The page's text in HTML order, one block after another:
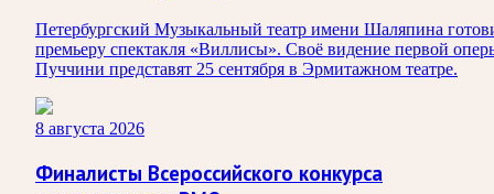
Петербургский Музыкальный театр имени Шаляпина
премьеру спектакля «Виллисы». Своё видение первой
Пуччини представят 25 сентября в Эрмитажном театре.
8 августа 2026
Финалисты Всероссийского конкурса